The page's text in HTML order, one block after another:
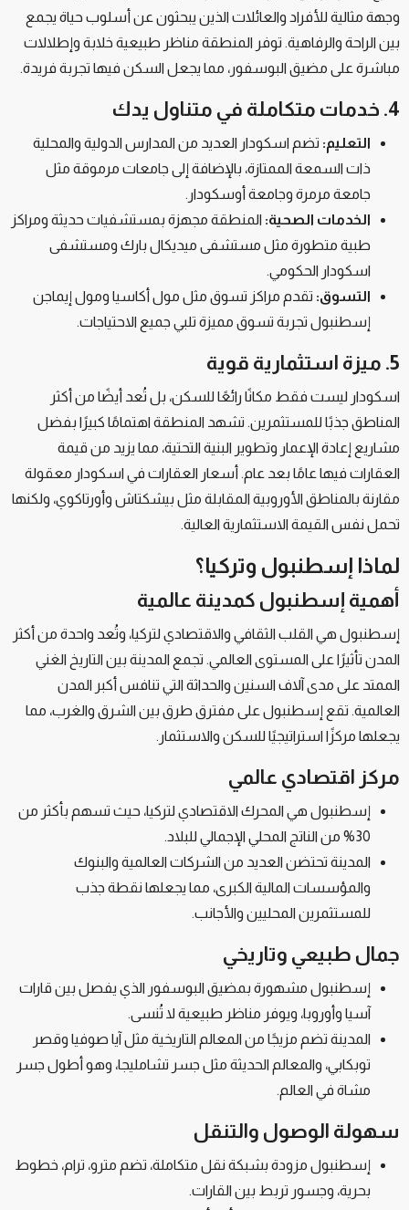
وجهة مثالية للأفراد والعائلات الذين يبحثون عن أسلوب حياة يجمع
بين الراحة والرفاهية. توفر المنطقة مناظر طبيعية خلابة وإطلالات
مباشرة على مضيق البوسفور، مما يجعل السكن فيها تجربة فريدة.
4. خدمات متكاملة في متناول يدك
التعليم:تضم اسكودار العديد من المدارس الدولية والمحلية
ذات السمعة الممتازة، بالإضافة إلى جامعات مرموقة مثل
جامعة مرمرة وجامعة أوسكودار.
الخدمات الصحية:المنطقة مجهزة بمستشفيات حديثة ومراكز
طبية متطورة مثل مستشفى ميديكال بارك ومستشفى
اسكودار الحكومي.
التسوق:تقدم مراكز تسوق مثل مول أكاسيا ومول إيماجن
إسطنبول تجربة تسوق مميزة تلبي جميع الاحتياجات.
اسكودار ليست فقط مكانًا رائعًا للسكن، بل تُعد أيضًا من أكثر
المناطق جذبًا للمستثمرين. تشهد المنطقة اهتمامًا كبيرًا بفضل
مشاريع إعادة الإعمار وتطوير البنية التحتية، مما يزيد من قيمة
العقارات فيها عامًا بعد عام. أسعار العقارات في اسكودار معقولة
مقارنة بالمناطق الأوروبية المقابلة مثل بيشكتاش وأورتاكوي، ولكنها
تحمل نفس القيمة الاستثمارية العالية.
لماذا إسطنبول وتركيا؟
أهمية إسطنبول كمدينة عالمية
إسطنبول هي القلب الثقافي والاقتصادي لتركيا، وتُعد واحدة من أكثر
المدن تأثيرًا على المستوى العالمي. تجمع المدينة بين التاريخ الغني
الممتد على مدى آلاف السنين والحداثة التي تنافس أكبر المدن
العالمية. تقع إسطنبول على مفترق طرق بين الشرق والغرب، مما
يجعلها مركزًا استراتيجيًا للسكن والاستثمار.
مركز اقتصادي عالمي
إسطنبول هي المحرك الاقتصادي لتركيا، حيث تسهم بأكثر من
30% من الناتج المحلي الإجمالي للبلاد.
المدينة تحتضن العديد من الشركات العالمية والبنوك
والمؤسسات المالية الكبرى، مما يجعلها نقطة جذب
للمستثمرين المحليين والأجانب.
جمال طبيعي وتاريخي
إسطنبول مشهورة بمضيق البوسفور الذي يفصل بين قارات
آسيا وأوروبا، ويوفر مناظر طبيعية لا تُنسى.
المدينة تضم مزيجًا من المعالم التاريخية مثل آيا صوفيا وقصر
توبكابي، والمعالم الحديثة مثل جسر تشامليجا، وهو أطول جسر
مشاة في العالم.
سهولة الوصول والتنقل
إسطنبول مزودة بشبكة نقل متكاملة، تضم مترو، ترام، خطوط
بحرية، وجسور تربط بين القارات.